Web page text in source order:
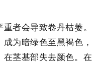
者会导致卷丹枯萎。
为暗绿色至黑褐色，
在茎基部失去颜色。在